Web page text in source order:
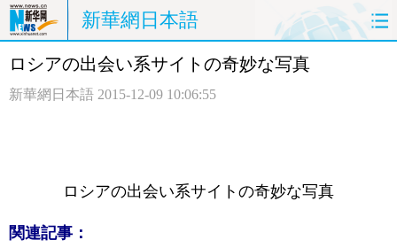
新華網日本語
ホームページ 政治
中日対訳
ロシアの出会い系サイトの奇妙な写真
新華網日本語 2015-12-09 10:06:55
ロシアの出会い系サイトの奇妙な写真
関連記事：